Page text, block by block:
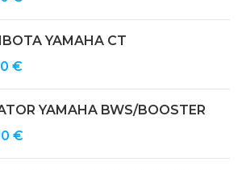
YAMAHA CT
€
YAMAHA BWS/BOOSTER
€